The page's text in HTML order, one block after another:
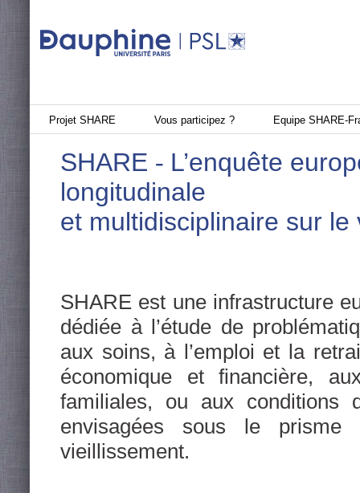
Projet SHARE Vous participez ? Equipe SHARE-
SHARE - L’enquête
longitudinale
et multidisciplinaire sur le
SHARE est une infrastructure
dédiée à l’étude de
aux soins, à l’emploi et la
économique et financière,
familiales, ou aux conditions
envisagées sous le
vieillissement.